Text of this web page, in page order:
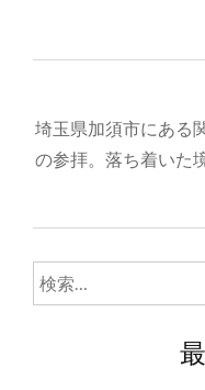
稿
ナ
ー
埼玉県加須市にある
の参拝。落ち着いた
検
索: